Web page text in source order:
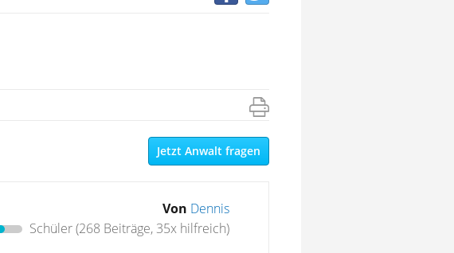
Jetzt Anwalt fragen
Von Dennis
Schüler(268 Beiträge, 35x hilfreich)